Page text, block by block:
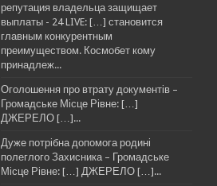
репутация владельца защищает
выплаты - 24 LIVE: […] становится
главным конкурентным
преимуществом. Космобет кому
принадлеж...
Оголошення про втрату документів –
Громадське Місце Рівне: […]
ДЖЕРЕЛО […]...
Дуже потрібна допомога родині
полеглого Захисника – Громадське
Місце Рівне: […] ДЖЕРЕЛО […]...